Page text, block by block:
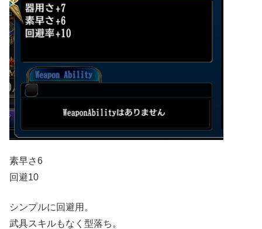
素早さ6
回避10
シンプルに回避用。
武具スキルもなく型落ち。